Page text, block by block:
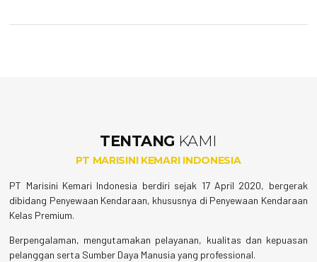
TENTANG KAMI
PT MARISINI KEMARI INDONESIA
PT Marisini Kemari Indonesia berdiri sejak 17 April 2020, bergerak
dibidang Penyewaan Kendaraan, khususnya di Penyewaan Kendaraan
Kelas Premium.
Berpengalaman, mengutamakan pelayanan, kualitas dan kepuasan
pelanggan serta Sumber Daya Manusia yang professional.